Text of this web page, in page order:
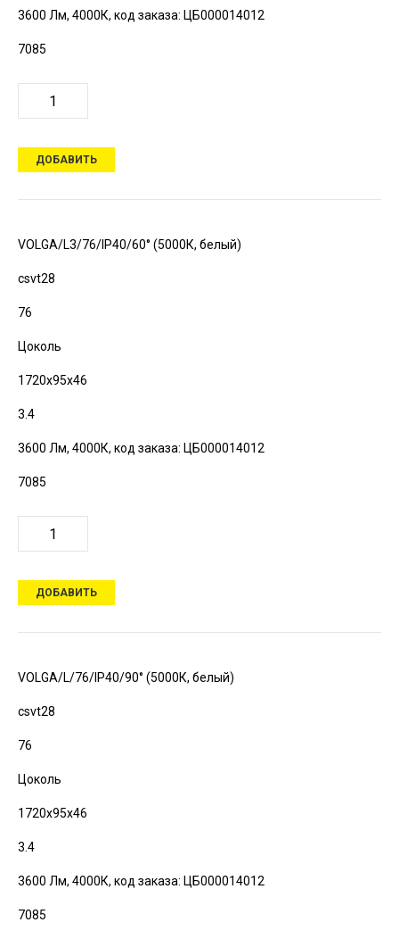
3600 Лм, 4000К, код заказа: ЦБ000014012
7085
ДОБАВИТЬ
VOLGA/L3/76/IP40/60° (5000К, белый)
csvt28
76
Цоколь
1720х95х46
3.4
3600 Лм, 4000К, код заказа: ЦБ000014012
7085
ДОБАВИТЬ
VOLGA/L/76/IP40/90° (5000К, белый)
csvt28
76
Цоколь
1720х95х46
3.4
3600 Лм, 4000К, код заказа: ЦБ000014012
7085